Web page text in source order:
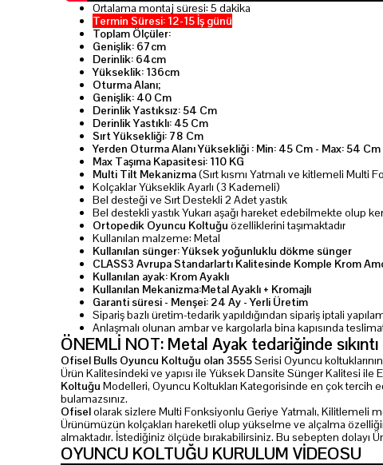
Ortalama montaj süresi: 5 dakika
Termin Süresi: 12-15 İş günü
Toplam Ölçüler:
Genişlik: 67cm
Derinlik: 64cm
Yükseklik: 136cm
Oturma Alanı;
Genişlik: 40 Cm
Derinlik Yastıksız: 54 Cm
Derinlik Yastıklı: 45 Cm
Sırt Yüksekliği: 78 Cm
Yerden Oturma Alanı Yüksekliği : Min: 45 Cm - Max: 54 Cm
Max Taşıma Kapasitesi: 110 KG
Multi Tilt Mekanizma(Sırt kısmı Yatmalı ve kitlemeli Multi
Kolçaklar Yükseklik Ayarlı (3 Kademeli)
Bel desteği ve Sırt Destekli 2 Adet yastık
Bel destekli yastık Yukarı aşağı hareket edebilmekte olup
Ortopedik Oyuncu Koltuğu özelliklerini taşımaktadır
Kullanılan malzeme: Metal
Kullanılan sünger: Yüksek yoğunluklu dökme sünger
CLASS3 Avrupa Standarlartı Kalitesinde Komple Krom
Kullanılan ayak: Krom Ayaklı
Kullanılan Mekanizma:Metal Ayaklı + Kromajlı
Garanti süresi - Menşei: 24 Ay - Yerli Üretim
Sipariş bazlı üretim-tedarik yapıldığından sipariş iptali
Anlaşmalı olunan ambar ve kargolarla bina kapısında
ÖNEMLİ NOT: Metal Ayak tedariğinde
Ofisel Bulls Oyuncu Koltuğu olan 3555Serisi Oyuncu
Ürün Kalitesindeki ve yapısı ile Yüksek Dansite Sünger Kalitesi ile
Koltuğu Modelleri, Oyuncu Koltukları Kategorisinde en çok tercih
bulamazsınız.
Ofiselolarak sizlere Multi Fonksiyonlu Geriye Yatmalı, Kilitlemeli
Ürünümüzün kolçakları hareketli olup yükselme ve alçalma
almaktadır. İstediğiniz ölçüde bırakabilirsiniz. Bu sebepten dolayı
OYUNCU KOLTUĞU KURULUM VİDEOSU